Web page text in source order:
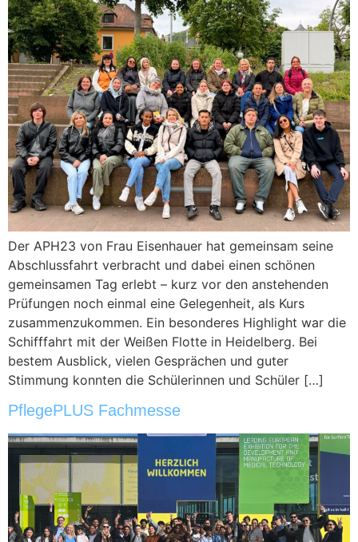
Der APH23 von Frau Eisenhauer hat gemeinsam seine
Abschlussfahrt verbracht und dabei einen schönen
gemeinsamen Tag erlebt – kurz vor den anstehenden
Prüfungen noch einmal eine Gelegenheit, als Kurs
zusammenzukommen. Ein besonderes Highlight war die
Schifffahrt mit der Weißen Flotte in Heidelberg. Bei
bestem Ausblick, vielen Gesprächen und guter
Stimmung konnten die Schülerinnen und Schüler […]
PflegePLUS Fachmesse